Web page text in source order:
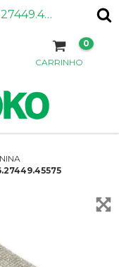
SANDÁLIA MOLECA 5494.106.27449.45575
CARRINHO
0